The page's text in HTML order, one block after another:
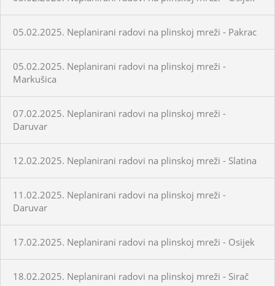
05.02.2025. Neplanirani radovi na plinskoj mreži - Pakrac
05.02.2025. Neplanirani radovi na plinskoj mreži -
Markušica
07.02.2025. Neplanirani radovi na plinskoj mreži -
Daruvar
12.02.2025. Neplanirani radovi na plinskoj mreži - Slatina
11.02.2025. Neplanirani radovi na plinskoj mreži -
Daruvar
17.02.2025. Neplanirani radovi na plinskoj mreži - Osijek
18.02.2025. Neplanirani radovi na plinskoj mreži - Sirač